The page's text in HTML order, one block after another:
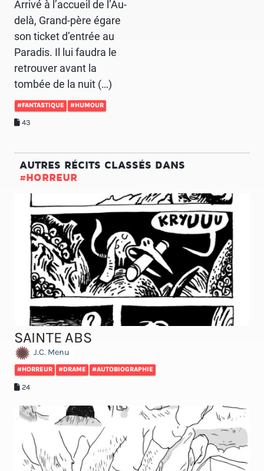
Arrivé à l’accueil de l’Au-
delà, Grand-père égare
son ticket d’entrée au
Paradis. Il lui faudra le
retrouver avant la
tombée de la nuit (…)
#FANTASTIQUE #HUMOUR
43
AUTRES RÉCITS CLASSÉS DANS
#HORREUR
SAINTE ABS
J.C. Menu
#HORREUR #DRAME #AUTOBIOGRAPHIE
24